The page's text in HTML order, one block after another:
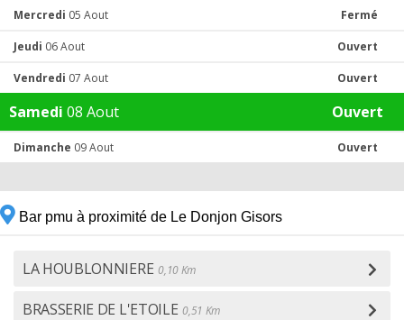
Mercredi 05 Aout Fermé
Jeudi 06 Aout Ouvert
Vendredi 07 Aout Ouvert
Samedi 08 Aout Ouvert
Dimanche 09 Aout Ouvert
Bar pmu à proximité de Le Donjon Gisors
LA HOUBLONNIERE 0,10 Km
BRASSERIE DE L'ETOILE 0,51 Km